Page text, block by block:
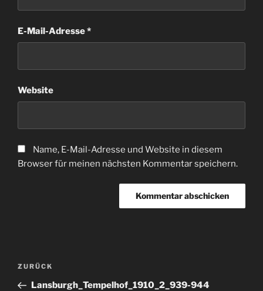
E-Mail-Adresse*
Website
Name, E-Mail-Adresse und Website in diesem
Browser für meinen nächsten Kommentar speichern.
Beitragsnavigation
Vorheriger
Beitrag
ZURÜCK
Lansburgh_Tempelhof_1910_2_939-944